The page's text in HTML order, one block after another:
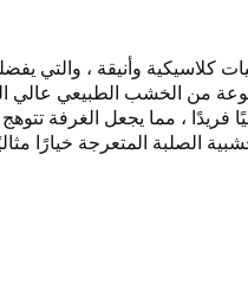
وأنيقة ، والتي
من الخشب الطبيعي عالي
فريدًا ، مما يجعل الغرفة تتوهج
الصلبة المتعرجة خيارًا